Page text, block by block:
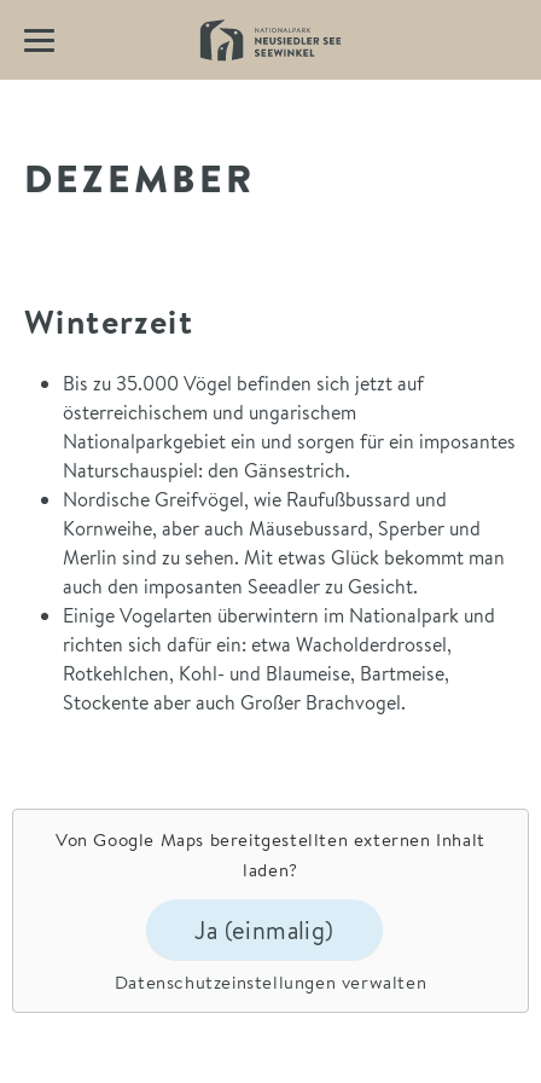
DEZEMBER
Winterzeit
Bis zu 35.000 Vögel befinden sich jetzt auf
österreichischem und ungarischem
Nationalparkgebiet ein und sorgen für ein imposantes
Naturschauspiel: den Gänsestrich.
Nordische Greifvögel, wie Raufußbussard und
Kornweihe, aber auch Mäusebussard, Sperber und
Merlin sind zu sehen. Mit etwas Glück bekommt man
auch den imposanten Seeadler zu Gesicht.
Einige Vogelarten überwintern im Nationalpark und
richten sich dafür ein: etwa Wacholderdrossel,
Rotkehlchen, Kohl- und Blaumeise, Bartmeise,
Stockente aber auch Großer Brachvogel.
VonGoogle Maps bereitgestellten externen Inhalt
laden?
Ja (einmalig)
Datenschutzeinstellungen verwalten